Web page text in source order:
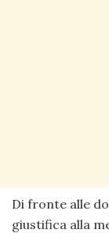
Di fronte alle
giustifica alla